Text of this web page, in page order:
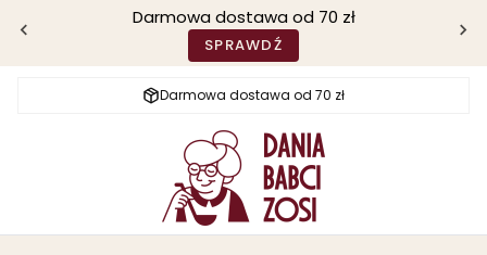
Darmowa dostawa od 70 zł
SPRAWDŹ
Darmowa dostawa od 70 zł